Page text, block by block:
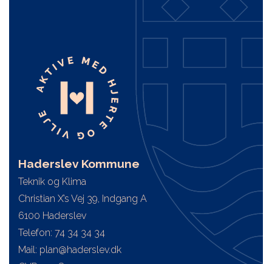
Haderslev Kommune
Teknik og Klima
Christian X’s Vej 39, Indgang A
6100 Haderslev
Telefon: 74 34 34 34
Mail: plan@haderslev.dk